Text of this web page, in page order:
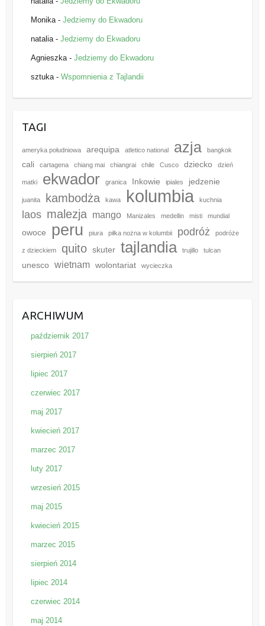
Monika- Jedziemy do Ekwadoru
natalia- Jedziemy do Ekwadoru
Agnieszka- Jedziemy do Ekwadoru
sztuka- Wspomnienia z Tajlandii
TAGI
ameryka południowa arequipa atletico national azja bangkok
cali cartagena chiang mai chiangrai chile Cusco dziecko dzień
matki ekwador granica Inkowie ipiales jedzenie
juanita kambodża kawa kolumbia kuchnia
laos malezja mango Manizales medellin misti mundial
owoce peru piura piłka nożna w kolumbii podróż podróże
z dzieckiem quito skuter tajlandia trujillo tulcan
unesco wietnam wolontariat wycieczka
ARCHIWUM
październik 2017
sierpień 2017
lipiec 2017
czerwiec 2017
maj 2017
kwiecień 2017
marzec 2017
luty 2017
wrzesień 2015
maj 2015
kwiecień 2015
marzec 2015
sierpień 2014
lipiec 2014
czerwiec 2014
maj 2014